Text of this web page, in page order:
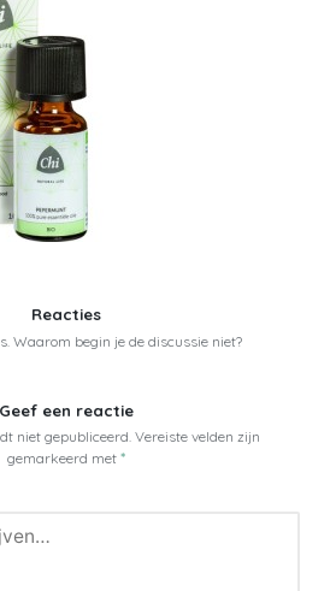
Reacties
Waarom begin je de discussie niet?
Geef een reactie
niet gepubliceerd. Vereiste velden zijn
gemarkeerd met *